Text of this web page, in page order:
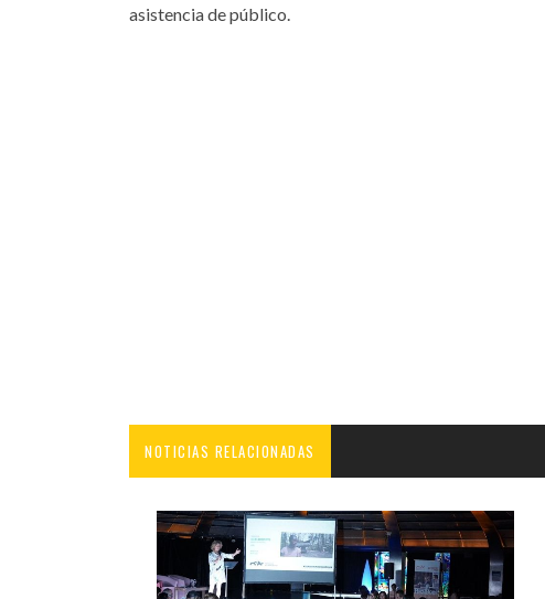
asistencia de público.
NOTICIAS RELACIONADAS